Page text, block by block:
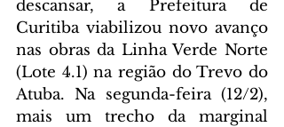
descansar, a Prefeitura de
Curitiba viabilizou novo avanço
nas obras da Linha Verde Norte
(Lote 4.1) na região do Trevo do
Atuba. Na segunda-feira (12/2),
mais um trecho da marginal